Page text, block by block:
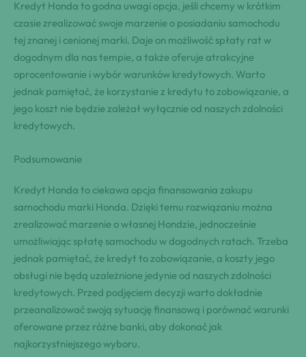
Kredyt Honda to godna uwagi opcja, jeśli chcemy w krótkim
czasie zrealizować swoje marzenie o posiadaniu samochodu
tej znanej i cenionej marki. Daje on możliwość spłaty rat w
dogodnym dla nas tempie, a także oferuje atrakcyjne
oprocentowanie i wybór warunków kredytowych. Warto
jednak pamiętać, że korzystanie z kredytu to zobowiązanie, a
jego koszt nie będzie zależał wyłącznie od naszych zdolności
kredytowych.
Podsumowanie
Kredyt Honda to ciekawa opcja finansowania zakupu
samochodu marki Honda. Dzięki temu rozwiązaniu można
zrealizować marzenie o własnej Hondzie, jednocześnie
umożliwiając spłatę samochodu w dogodnych ratach. Trzeba
jednak pamiętać, że kredyt to zobowiązanie, a koszty jego
obsługi nie będą uzależnione jedynie od naszych zdolności
kredytowych. Przed podjęciem decyzji warto dokładnie
przeanalizować swoją sytuację finansową i porównać warunki
oferowane przez różne banki, aby dokonać jak
najkorzystniejszego wyboru.